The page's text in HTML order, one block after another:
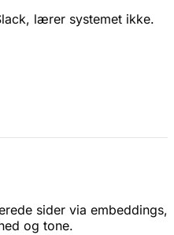
lærer systemet ikke.
sider via embeddings,
og tone.